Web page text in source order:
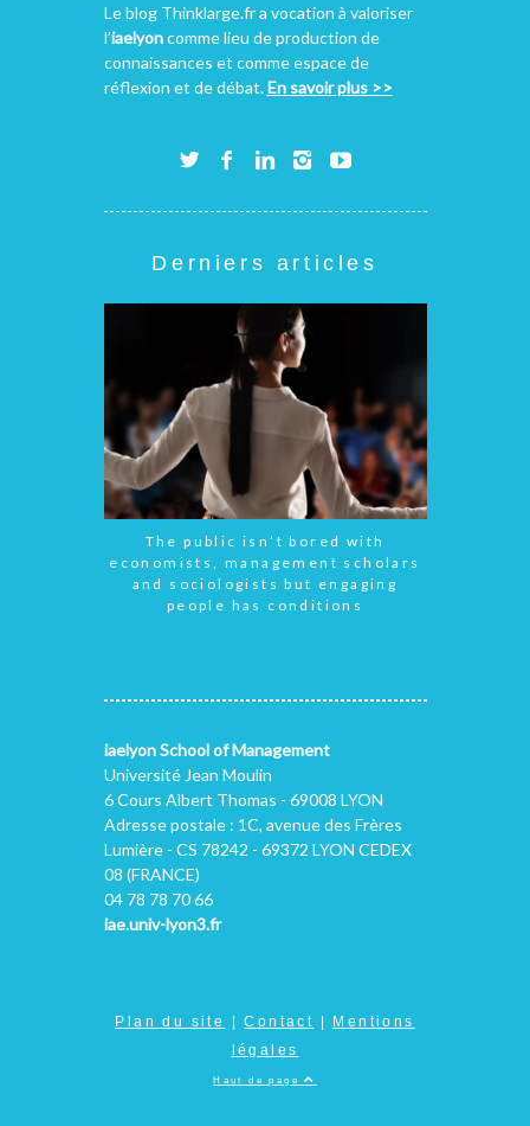
Le blog Thinklarge.fr a vocation à valoriser
l’iaelyoncomme lieu de production de
connaissances et comme espace de
réflexion et de débat.En savoir plus >>
Derniers articles
The public isn’t bored with
economists, management scholars
and sociologists but engaging
people has conditions
iaelyon School of Management
Université Jean Moulin
6 Cours Albert Thomas - 69008 LYON
Adresse postale : 1C, avenue des Frères
Lumière - CS 78242 - 69372 LYON CEDEX
08 (FRANCE)
04 78 78 70 66
iae.univ-lyon3.fr
Plan du site |Contact | Mentions
légales
Haut de page